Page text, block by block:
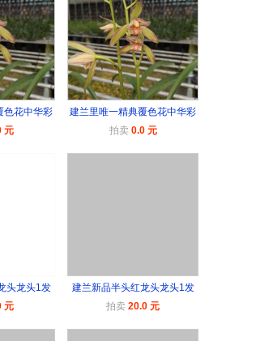
色花中华彩
元
建兰里唯一精典覆色花中华彩
拍卖 0.0 元
头龙头1发
元
建兰新品半头红龙头龙头1发
拍卖 20.0 元